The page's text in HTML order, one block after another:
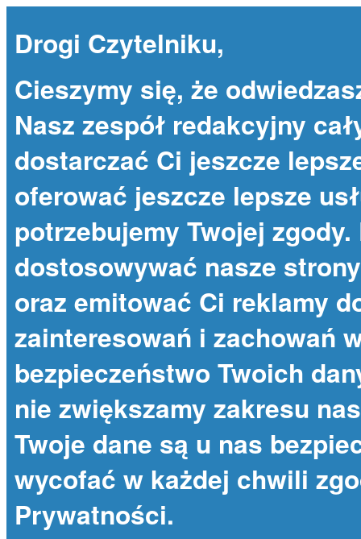
Drogi Czytelniku,
Cieszymy się, że
Nasz zespół redakcyjny
dostarczać Ci jeszcze
oferować jeszcze lepsze
potrzebujemy Twojej
dostosowywać nasze
oraz emitować Ci reklamy
zainteresowań i zachowań
bezpieczeństwo Twoich
nie zwiększamy zakresu
Twoje dane są u nas
wycofać w każdej chwili
Prywatności.